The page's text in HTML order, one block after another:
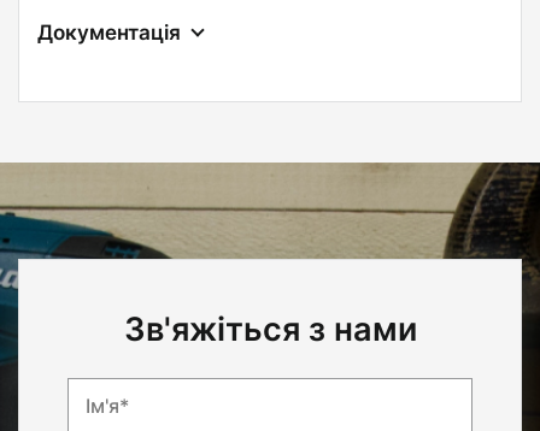
Документація
Зв'яжіться з нами
Ім'я*